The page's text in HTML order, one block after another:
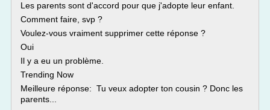
Les parents sont d'accord pour que j'adopte leur enfant.
Comment faire, svp ?
Voulez-vous vraiment supprimer cette réponse ?
Oui
Il y a eu un problème.
Trending Now
Meilleure réponse: Tu veux adopter ton cousin ? Donc les
parents...